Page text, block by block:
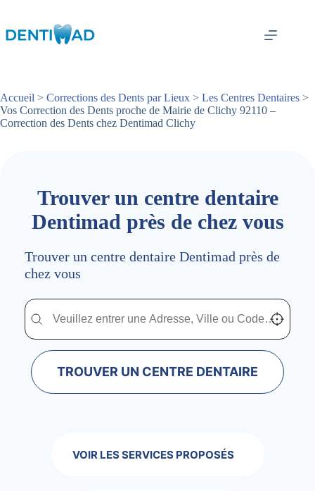
contenu
Accueil > Corrections des Dents par Lieux > Les Centres Dentaires >
Vos Correction des Dents proche de Mairie de Clichy 92110 –
Correction des Dents chez Dentimad Clichy
Trouver un centre dentaire
Dentimad près de chez vous
Trouver un centre dentaire Dentimad près de
chez vous
Trouver un centre dentaire Dentimad près de
Trouver un centre dentaire Dentimad près de chez vous Localisez-
TROUVER UN CENTRE DENTAIRE
VOIR LES SERVICES PROPOSÉS